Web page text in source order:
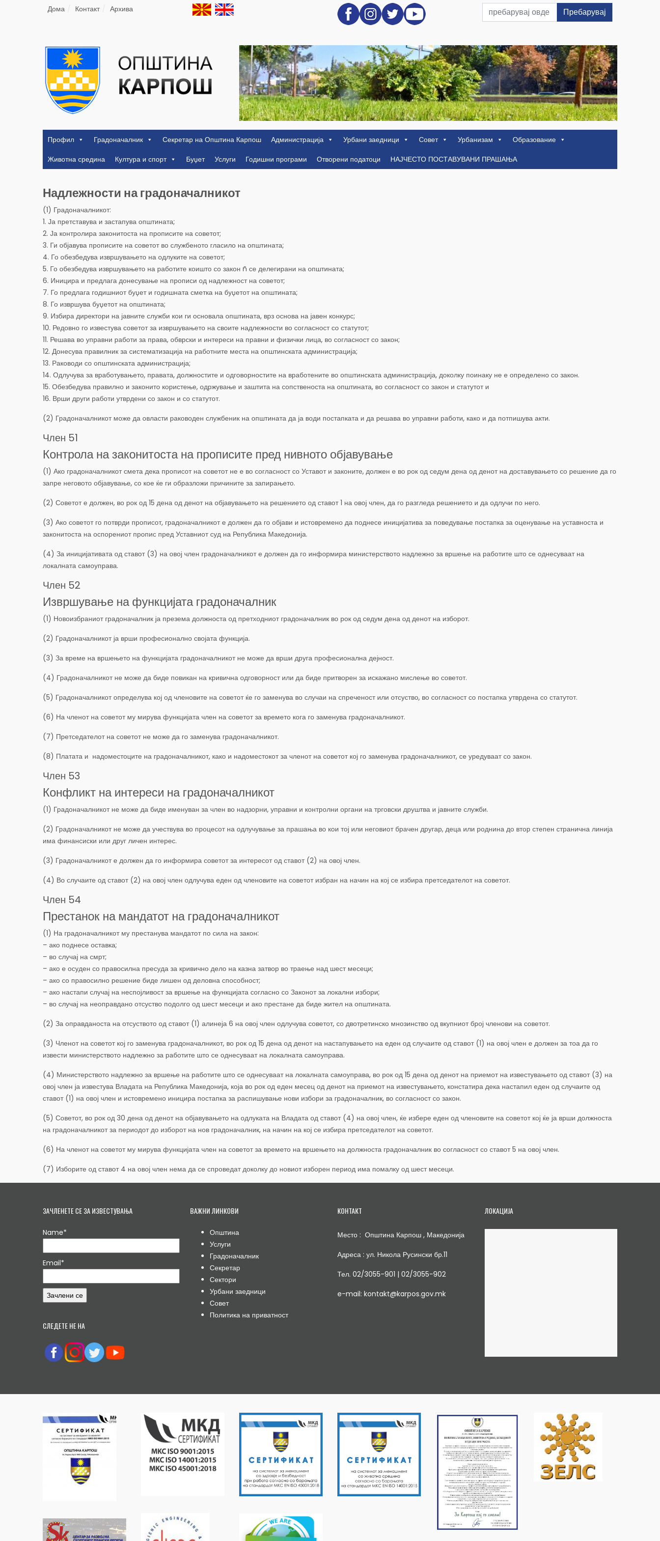
Дома Контакт Архива Пребарувај
Профил Градоначалник Секретар на Општина Карпош Администрација Урбани заедници Совет Урбанизам
Образование
Животна средина
Култура и спорт Буџет Услуги Годишни програми Отворени податоци НАЈЧЕСТО ПОСТАВУВАНИ ПРАШАЊА
Надлежности на градоначалникот
(1) Градоначалникот:
1. Ја претставува и застапува општината;
2. Ја контролира законитоста на прописите на советот;
3. Ги објавува прописите на советот во службеното гласило на општината;
4. Го обезбедува извршувањето на одлуките на советот;
5. Го обезбедува извршувањето на работите коишто со закон ñ се делегирани на општината;
6. Иницира и предлага донесување на прописи од надлежност на советот;
7. Го предлага годишниот буџет и годишната сметка на буџетот на општината;
8. Го извршува буџетот на општината;
9. Избира директори на јавните служби кои ги основала општината, врз основа на јавен конкурс;
10. Редовно го известува советот за извршувањето на своите надлежности во согласност со статутот;
11. Решава во управни работи за права, обврски и интереси на правни и физички лица, во согласност со закон;
12. Донесува правилник за систематизација на работните места на општинската администрација;
13. Раководи со општинската администрација;
14. Одлучува за вработувањето, правата, должностите и одговорностите на вработените во општинската администрација, доколку поинаку не е определено со закон.
15. Обезбедува правилно и законито користење, одржување и заштита на сопственоста на општината, во согласност со закон и статутот и
16. Врши други работи утврдени со закон и со статутот.
(2) Градоначалникот може да овласти раководен службеник на општината да ја води постапката и да решава во управни работи, како и да потпишува акти.
Член 51
Контрола на законитоста на прописите пред нивното објавување
(1) Ако градоначалникот смета дека прописот на советот не е во согласност со Уставот и законите, должен е во рок од седум дена од денот на доставувањето со решение да го
запре неговото објавување, со кое ќе ги образложи причините за запирањето.
(2) Советот е должен, во рок од 15 дена од денот на објавувањето на решението од ставот 1 на овој член, да го разгледа решението и да одлучи по него.
(3) Ако советот го потврди прописот, градоначалникот е должен да го објави и истовремено да поднесе иницијатива за поведување постапка за оценување на уставноста и
законитоста на оспорениот пропис пред Уставниот суд на Република Македонија.
(4) За иницијативата од ставот (3) на овој член градоначалникот е должен да го информира министерството надлежно за вршење на работите што се однесуваат на
локалната самоуправа.
Член 52
Извршување на функцијата градоначалник
(1) Новоизбраниот градоначалник ја презема должноста од претходниот градоначалник во рок од седум дена од денот на изборот.
(2) Градоначалникот ја врши професионално својата функција.
(3) За време на вршењето на функцијата градоначалникот не може да врши друга професионална дејност.
(4) Градоначалникот не може да биде повикан на кривична одговорност или да биде притворен за искажано мислење во советот.
(5) Градоначалникот определува кој од членовите на советот ќе го заменува во случаи на спреченост или отсуство, во согласност со постапка утврдена со статутот.
(6) На членот на советот му мирува функцијата член на советот за времето кога го заменува градоначалникот.
(7) Претседателот на советот не може да го заменува градоначалникот.
(8) Платата и надоместоците на градоначалникот, како и надоместокот за членот на советот кој го заменува градоначалникот, се уредуваат со закон.
Член 53
Конфликт на интереси на градоначалникот
(1) Градоначалникот не може да биде именуван за член во надзорни, управни и контролни органи на трговски друштва и јавните служби.
(2) Градоначалникот не може да учествува во процесот на одлучување за прашања во кои тој или неговиот брачен другар, деца или роднина до втор степен странична линија
има финансиски или друг личен интерес.
(3) Градоначалникот е должен да го информира советот за интересот од ставот (2) на овој член.
(4) Во случаите од ставот (2) на овој член одлучува еден од членовите на советот избран на начин на кој се избира претседателот на советот.
Член 54
Престанок на мандатот на градоначалникот
(1) На градоначалникот му престанува мандатот по сила на закон:
– ако поднесе оставка;
– во случај на смрт;
– ако е осуден со правосилна пресуда за кривично дело на казна затвор во траење над шест месеци;
– ако со правосилно решение биде лишен од деловна способност;
– ако настапи случај на неспојливост за вршење на функцијата согласно со Законот за локални избори;
– во случај на неоправдано отсуство подолго од шест месеци и ако престане да биде жител на општината.
(2) За оправданоста на отсуството од ставот (1) алинеја 6 на овој член одлучува советот, со двотретинско мнозинство од вкупниот број членови на советот.
(3) Членот на советот кој го заменува градоначалникот, во рок од 15 дена од денот на настапувањето на еден од случаите од ставот (1) на овој член е должен за тоа да го
извести министерството надлежно за работите што се однесуваат на локалната самоуправа.
(4) Министерството надлежно за вршење на работите што се однесуваат на локалната самоуправа, во рок од 15 дена од денот на приемот на известувањето од ставот (3) на
овој член ја известува Владата на Република Македонија, која во рок од еден месец од денот на приемот на известувањето, констатира дека настапил еден од случаите од
ставот (1) на овој член и истовремено иницира постапка за распишување нови избори за градоначалник, во согласност со закон.
(5) Советот, во рок од 30 дена од денот на објавувањето на одлуката на Владата од ставот (4) на овој член, ќе избере еден од членовите на советот кој ќе ја врши должноста
на градоначалникот за периодот до изборот на нов градоначалник, на начин на кој се избира претседателот на советот.
(6) На членот на советот му мирува функцијата член на советот за времето на вршењето на должноста градоначалник во согласност со ставот 5 на овој член.
(7) Изборите од ставот 4 на овој член нема да се спроведат доколку до новиот изборен период има помалку од шест месеци.
ЗАЧЛЕНЕТЕ СЕ ЗА ИЗВЕСТУВАЊА
Name*
Email*
СЛЕДЕТЕ НЕ НА
ВАЖНИ ЛИНКОВИ
Општина
Услуги
Градоначалник
Секретар
Сектори
Урбани заедници
Совет
Политика на приватност
КОНТАКТ
Место : Општина Карпош , Македонија
Адреса : ул. Никола Русински бр.11
Тел. 02/3055-901 | 02/3055-902
e-mail: kontakt@karpos.gov.mk
ЛОКАЦИЈА